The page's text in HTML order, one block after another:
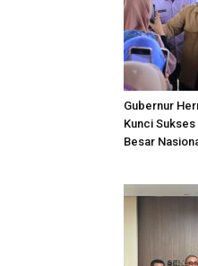
Gubernur
Kunci
Besar